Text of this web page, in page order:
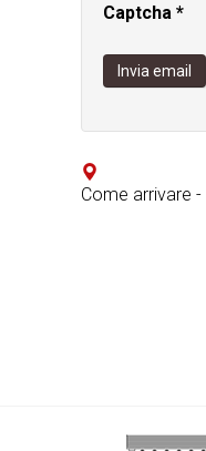
Captcha *
Invia email
Come arrivare -